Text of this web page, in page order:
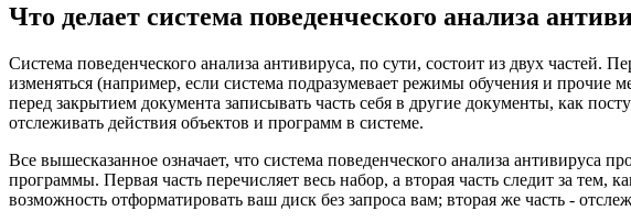
Что делает система поведенческого анализа
Система поведенческого анализа антивируса, по сути, состоит из двух
изменяться (например, если система подразумевает режимы обучения и
перед закрытием документа записывать часть себя в другие документы, как
отслеживать действия объектов и программ в системе.
Все вышесказанное означает, что система поведенческого анализа антивируса
программы. Первая часть перечисляет весь набор, а вторая часть следит за
возможность отформатировать ваш диск без запроса вам; вторая же часть -